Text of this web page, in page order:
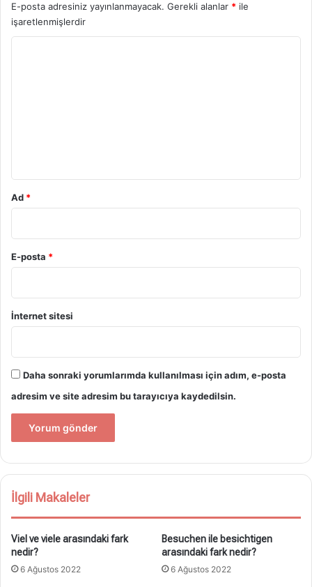
E-posta adresiniz yayınlanmayacak. Gerekli alanlar * ile
işaretlenmişlerdir
Ad *
E-posta *
İnternet sitesi
Daha sonraki yorumlarımda kullanılması için adım, e-posta
adresim ve site adresim bu tarayıcıya kaydedilsin.
İlgili Makaleler
Viel ve viele arasındaki fark
nedir?
6 Ağustos 2022
Besuchen ile besichtigen
arasındaki fark nedir?
6 Ağustos 2022